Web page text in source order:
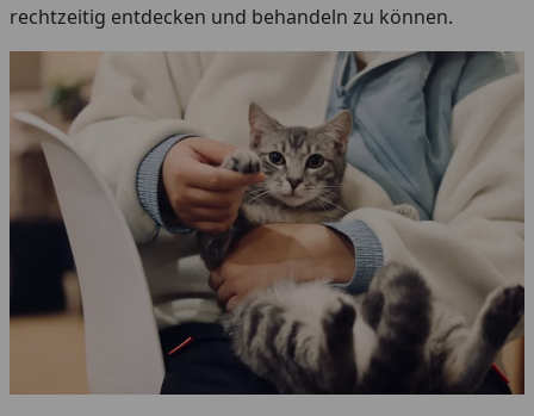
rechtzeitig entdecken und behandeln zu können.